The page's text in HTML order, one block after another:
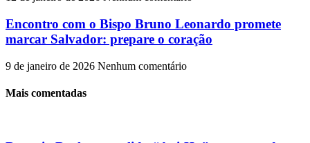
Encontro com o Bispo Bruno Leonardo promete
marcar Salvador: prepare o coração
9 de janeiro de 2026 Nenhum comentário
Mais comentadas